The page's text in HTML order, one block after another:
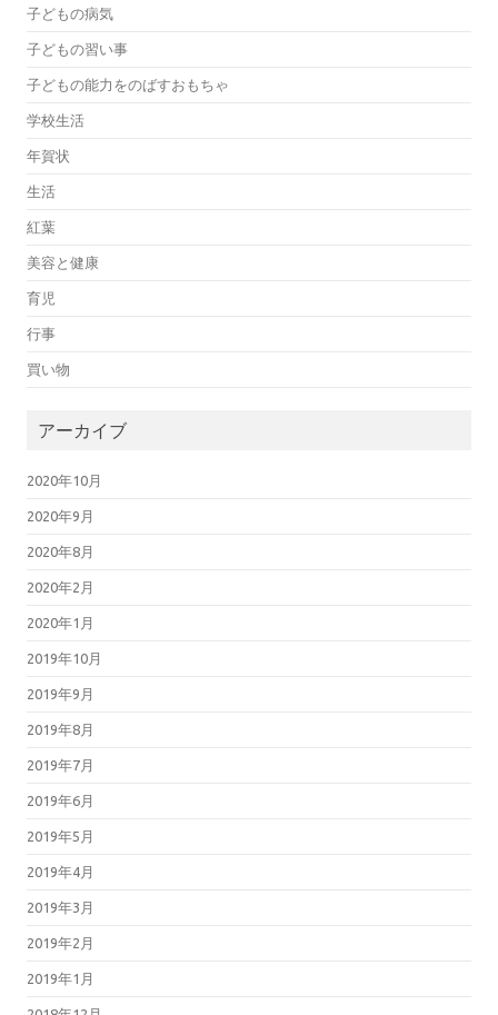
子どもの病気
子どもの習い事
子どもの能力をのばすおもちゃ
学校生活
年賀状
生活
紅葉
美容と健康
育児
行事
買い物
アーカイブ
2020年10月
2020年9月
2020年8月
2020年2月
2020年1月
2019年10月
2019年9月
2019年8月
2019年7月
2019年6月
2019年5月
2019年4月
2019年3月
2019年2月
2019年1月